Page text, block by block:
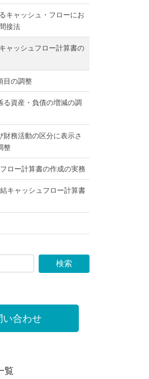
キャッシュ・フローにお
接法
ャッシュフロー計算書の
目の調整
る資産・負債の増減の調
財務活動の区分に表示さ
整
ロー計算書の作成の実務
キャッシュフロー計算書
い合わせ
覧